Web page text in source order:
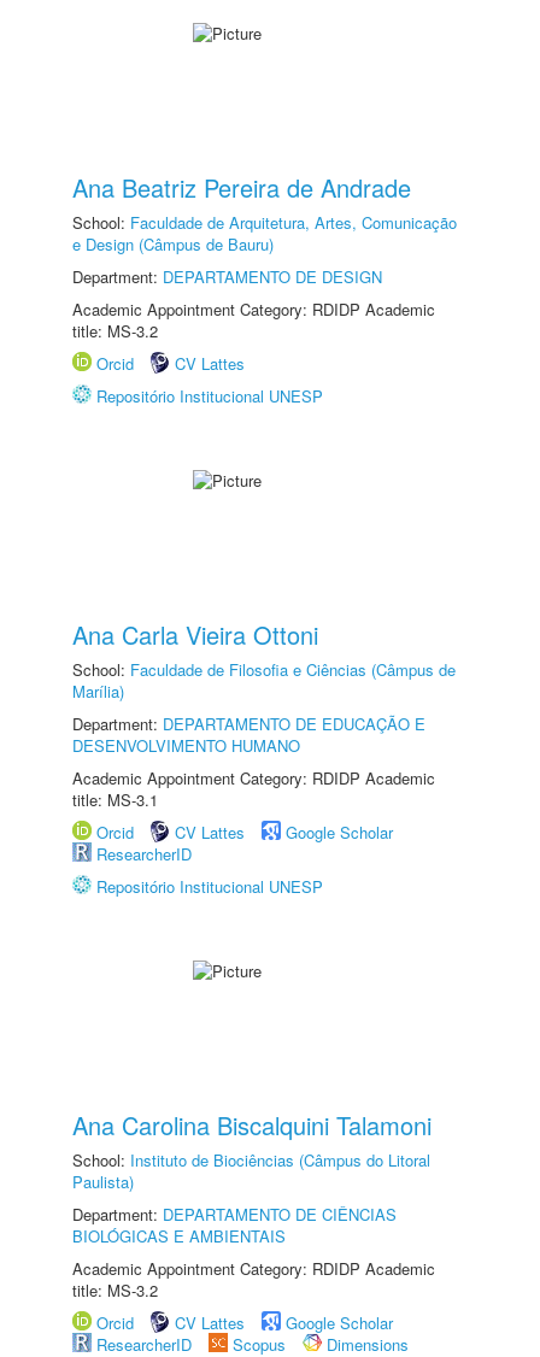
Ana Beatriz Pereira de Andrade
School: Faculdade de Arquitetura, Artes, Comunicação
e Design (Câmpus de Bauru)
Department: DEPARTAMENTO DE DESIGN
Academic Appointment Category: RDIDP Academic
title: MS-3.2
Orcid
CV Lattes
Repositório Institucional UNESP
Ana Carla Vieira Ottoni
School: Faculdade de Filosofia e Ciências (Câmpus de
Marília)
Department: DEPARTAMENTO DE EDUCAÇÃO E
DESENVOLVIMENTO HUMANO
Academic Appointment Category: RDIDP Academic
title: MS-3.1
Orcid
CV Lattes
Google Scholar
ResearcherID
Repositório Institucional UNESP
Ana Carolina Biscalquini Talamoni
School: Instituto de Biociências (Câmpus do Litoral
Paulista)
Department: DEPARTAMENTO DE CIÊNCIAS
BIOLÓGICAS E AMBIENTAIS
Academic Appointment Category: RDIDP Academic
title: MS-3.2
Orcid
CV Lattes
Google Scholar
ResearcherID
Scopus
Dimensions